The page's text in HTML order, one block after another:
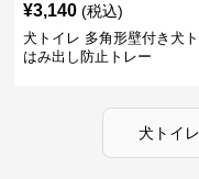
¥3,140 (税込)
犬トイレ 多角形壁付き犬
はみ出し防止トレー
犬トイレ